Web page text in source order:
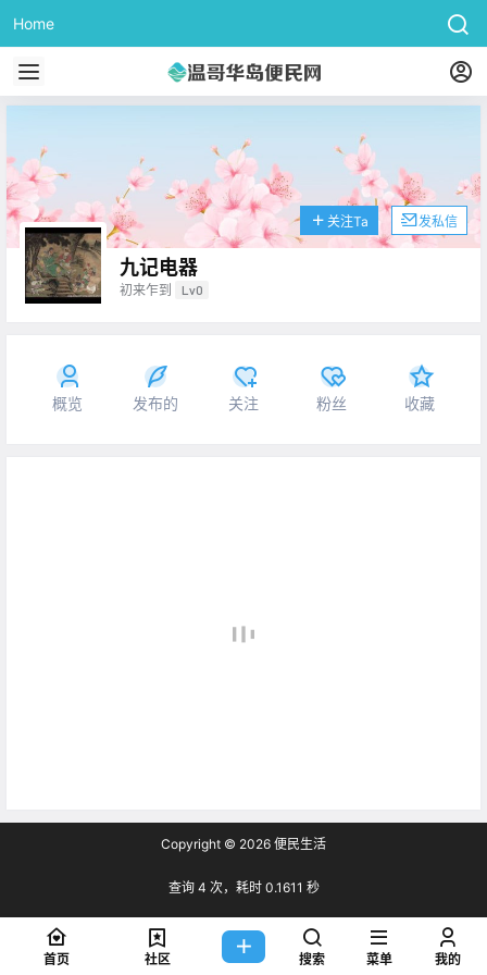
Home
九记电器
初来乍到 Lv0
关注Ta 发私信
概览 发布的 关注 粉丝 收藏
Copyright © 2026 便民生活
查询 4 次，耗时 0.1611 秒
首页 社区 搜索 菜单 我的